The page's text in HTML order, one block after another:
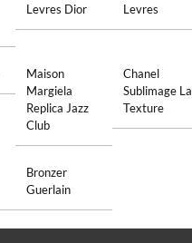
Levres Dior
Levres
Maison
Margiela
Replica Jazz
Club
Chanel
Sublimage La
Texture
Bronzer
Guerlain